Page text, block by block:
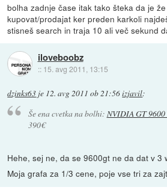
bolha zadnje čase itak tako šteka da je
kupovat/prodajat ker preden karkoli
stisneš search in traja 10 ali več sekund
iloveboobz
:: 15. avg 2011, 13:15
dzinks63 je 12. avg 2011 ob 21:56izjavil:
Še ena cvetka na bolhi: NVIDIA GT
390€
Hehe, sej ne, da se 9600gt ne da dat v 3
Moja grafa za 1/3 cene, poje vse tri za